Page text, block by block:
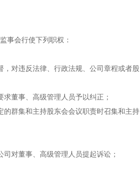
会行使下列职权：
对违反法律、行政法规、公司章程或者股
董事、高级管理人员予以纠正；
群集和主持股东会会议职责时召集和主持
对董事、高级管理人员提起诉讼；